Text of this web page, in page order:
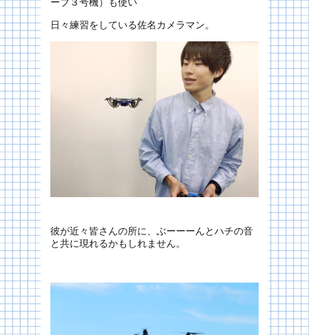
日々練習をしている佐名カメラマン。
彼が近々皆さんの所に、ぶーーーんとハチの音
と共に現れるかもしれません。